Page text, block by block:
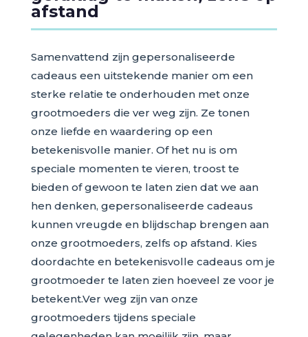
afstand
Samenvattend zijn gepersonaliseerde
cadeaus een uitstekende manier om een
sterke relatie te onderhouden met onze
grootmoeders die ver weg zijn. Ze tonen
onze liefde en waardering op een
betekenisvolle manier. Of het nu is om
speciale momenten te vieren, troost te
bieden of gewoon te laten zien dat we aan
hen denken, gepersonaliseerde cadeaus
kunnen vreugde en blijdschap brengen aan
onze grootmoeders, zelfs op afstand. Kies
doordachte en betekenisvolle cadeaus om je
grootmoeder te laten zien hoeveel ze voor je
betekent.Ver weg zijn van onze
grootmoeders tijdens speciale